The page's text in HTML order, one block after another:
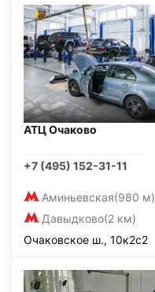
АТЦ Очаково
+7 (495) 152-31-11
Аминьевская(980 м)
Давыдково(2 км)
Очаковское ш., 10к2с2